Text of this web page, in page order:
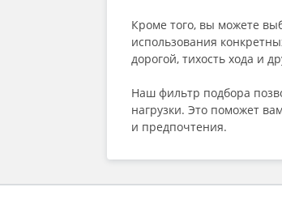
Кроме того, вы можете
использования
дорогой, тихость хода и
Наш фильтр подбора
нагрузки. Это поможет
и предпочтения.